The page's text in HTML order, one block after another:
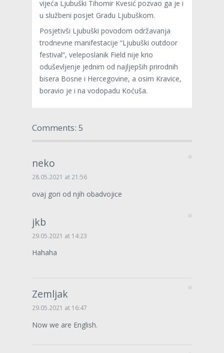
vijeća Ljubuški Tihomir Kvesić pozvao ga je i
u službeni posjet Gradu Ljubuškom.
Posjetivši Ljubuški povodom održavanja
trodnevne manifestacije “Ljubuški outdoor
festival”, veleposlanik Field nije krio
oduševljenje jednim od najljepših prirodnih
bisera Bosne i Hercegovine, a osim Kravice,
boravio je i na vodopadu Koćuša.
Comments: 5
neko
28.05.2021 at 21:56
ovaj gori od njih obadvojice
jkb
29.05.2021 at 14:23
Hahaha
Zemljak
29.05.2021 at 16:47
Now we are English.